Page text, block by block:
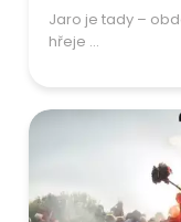
Jaro je tady –
hřeje ...